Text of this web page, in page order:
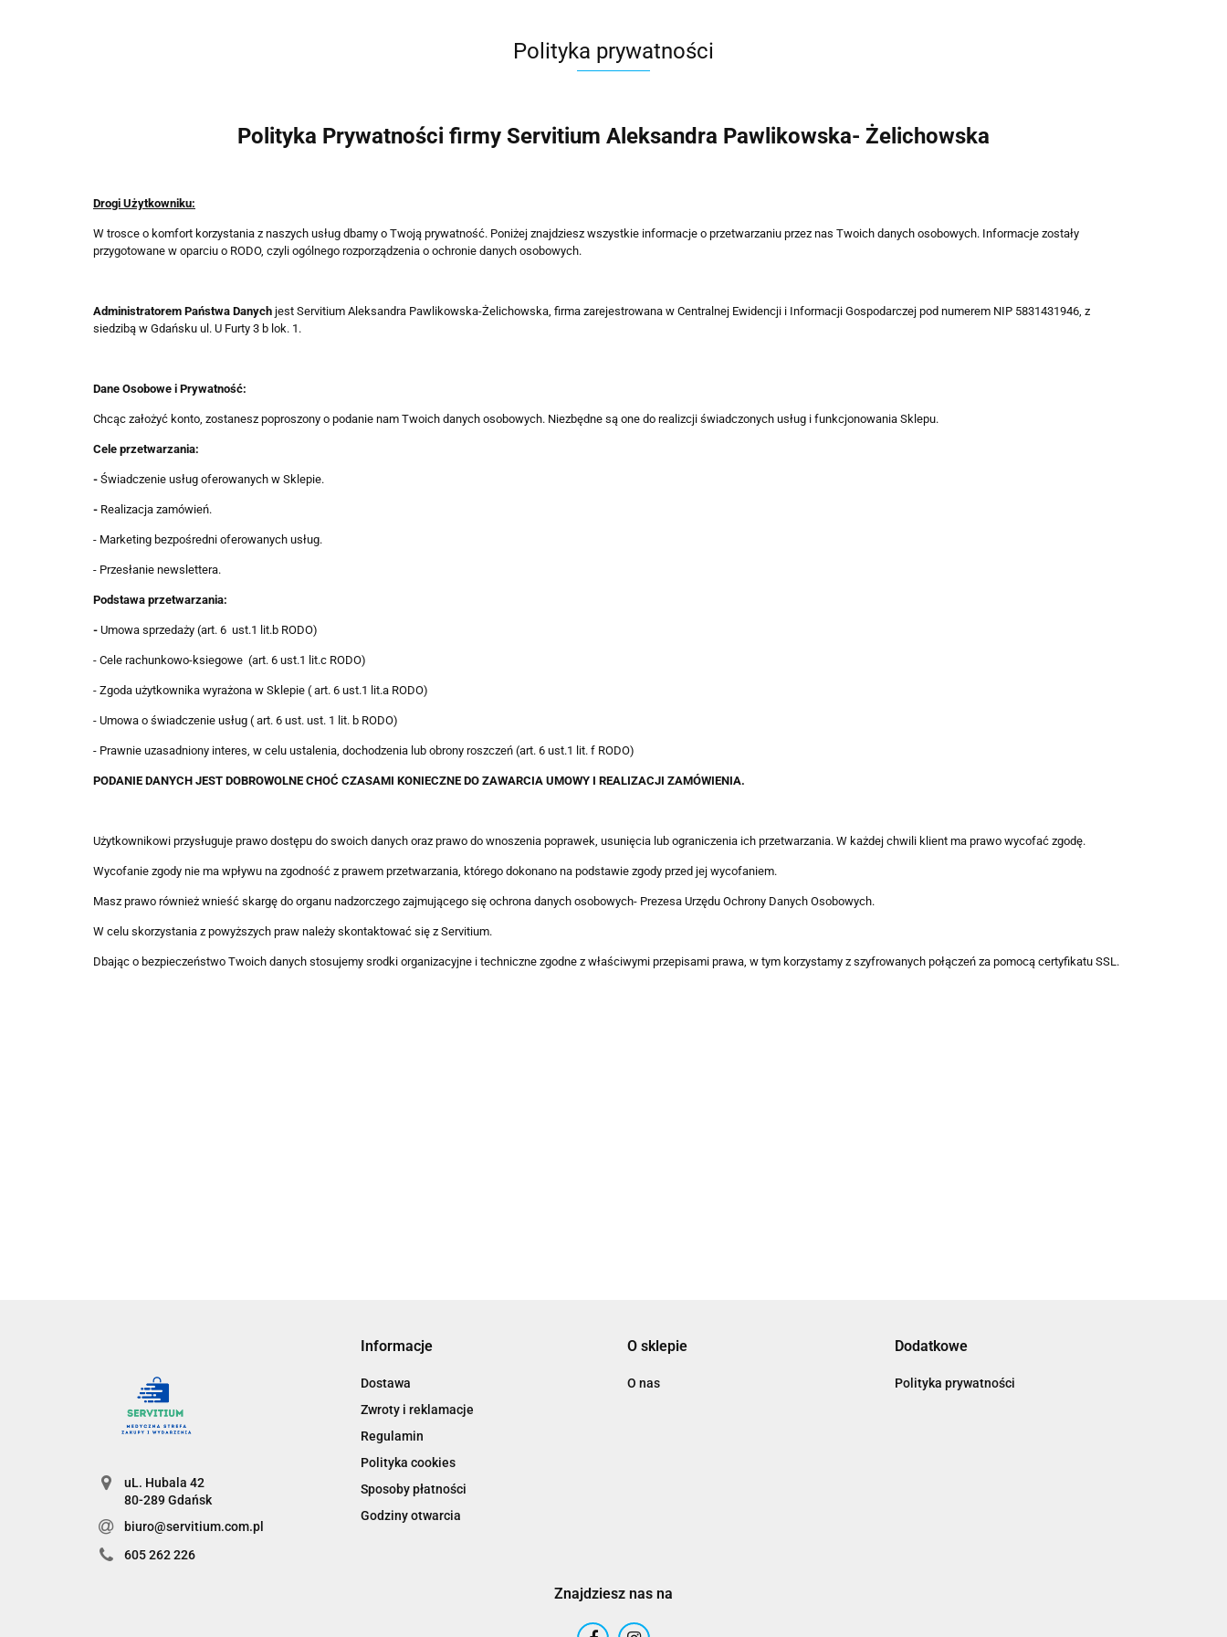
Polityka prywatności
Polityka Prywatności firmy Servitium Aleksandra Pawlikowska- Żelichowska
Drogi Użytkowniku:
W trosce o komfort korzystania z naszych usług dbamy o Twoją prywatność. Poniżej znajdziesz wszystkie informacje o przetwarzaniu przez nas Twoich danych osobowych. Informacje zostały
przygotowane w oparciu o RODO, czyli ogólnego rozporządzenia o ochronie danych osobowych.
Administratorem Państwa Danych jest Servitium Aleksandra Pawlikowska-Żelichowska, firma zarejestrowana w Centralnej Ewidencji i Informacji Gospodarczej pod numerem NIP 5831431946, z
siedzibą w Gdańsku ul. U Furty 3 b lok. 1.
Dane Osobowe i Prywatność:
Chcąc założyć konto, zostanesz poproszony o podanie nam Twoich danych osobowych. Niezbędne są one do realizcji świadczonych usług i funkcjonowania Sklepu.
Cele przetwarzania:
- Świadczenie usług oferowanych w Sklepie.
- Realizacja zamówień.
- Marketing bezpośredni oferowanych usług.
- Przesłanie newslettera.
Podstawa przetwarzania:
- Umowa sprzedaży (art. 6 ust.1 lit.b RODO)
- Cele rachunkowo-ksiegowe (art. 6 ust.1 lit.c RODO)
- Zgoda użytkownika wyrażona w Sklepie ( art. 6 ust.1 lit.a RODO)
- Umowa o świadczenie usług ( art. 6 ust. ust. 1 lit. b RODO)
- Prawnie uzasadniony interes, w celu ustalenia, dochodzenia lub obrony roszczeń (art. 6 ust.1 lit. f RODO)
PODANIE DANYCH JEST DOBROWOLNE CHOĆ CZASAMI KONIECZNE DO ZAWARCIA UMOWY I REALIZACJI ZAMÓWIENIA.
Użytkownikowi przysługuje prawo dostępu do swoich danych oraz prawo do wnoszenia poprawek, usunięcia lub ograniczenia ich przetwarzania. W każdej chwili klient ma prawo wycofać zgodę.
Wycofanie zgody nie ma wpływu na zgodność z prawem przetwarzania, którego dokonano na podstawie zgody przed jej wycofaniem.
Masz prawo również wnieść skargę do organu nadzorczego zajmującego się ochrona danych osobowych- Prezesa Urzędu Ochrony Danych Osobowych.
W celu skorzystania z powyższych praw należy skontaktować się z Servitium.
Dbając o bezpieczeństwo Twoich danych stosujemy srodki organizacyjne i techniczne zgodne z właściwymi przepisami prawa, w tym korzystamy z szyfrowanych połączeń za pomocą certyfikatu SSL.
uL. Hubala 42
80-289 Gdańsk
biuro@servitium.com.pl
605 262 226
Informacje
Dostawa
Zwroty i reklamacje
Regulamin
Polityka cookies
Sposoby płatności
Godziny otwarcia
O sklepie
O nas
Dodatkowe
Polityka prywatności
Znajdziesz nas na